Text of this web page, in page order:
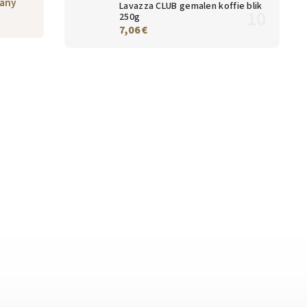
Lavazza CLUB gemalen koffie blik
250g
7,06 €